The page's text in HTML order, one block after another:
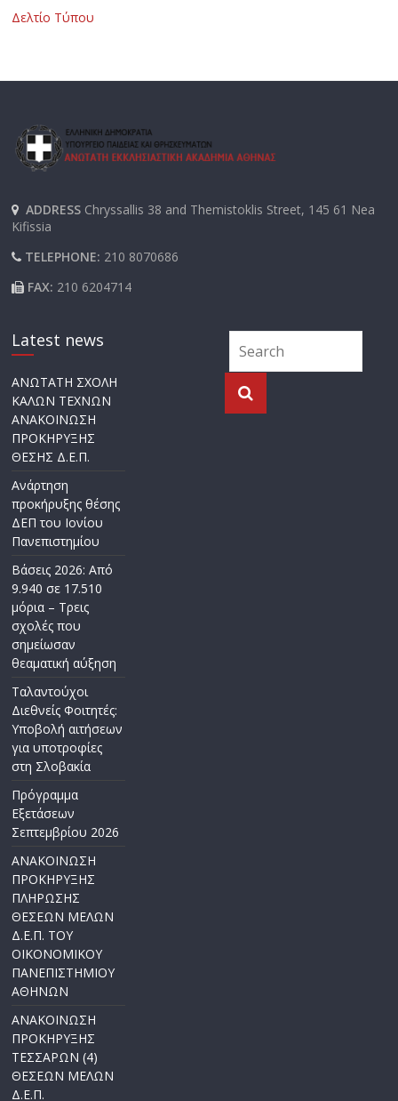
Δελτίο Τύπου
ADDRESS Chryssallis 38 and Themistoklis Street, 145 61 Nea
Kifissia
TELEPHONE: 210 8070686
FAX: 210 6204714
Latest news
ΑΝΩΤΑΤΗ ΣΧΟΛΗ
ΚΑΛΩΝ ΤΕΧΝΩΝ
ΑΝΑΚΟΙΝΩΣΗ
ΠΡΟΚΗΡΥΞΗΣ
ΘΕΣΗΣ Δ.Ε.Π.
Ανάρτηση
προκήρυξης θέσης
ΔΕΠ του Ιονίου
Πανεπιστημίου
Βάσεις 2026: Από
9.940 σε 17.510
μόρια – Τρεις
σχολές που
σημείωσαν
θεαματική αύξηση
Ταλαντούχοι
Διεθνείς Φοιτητές:
Υποβολή αιτήσεων
για υποτροφίες
στη Σλοβακία
Πρόγραμμα
Εξετάσεων
Σεπτεμβρίου 2026
ΑΝΑΚΟΙΝΩΣΗ
ΠΡΟΚΗΡΥΞΗΣ
ΠΛΗΡΩΣΗΣ
ΘΕΣΕΩΝ ΜΕΛΩΝ
Δ.Ε.Π. ΤΟΥ
ΟΙΚΟΝΟΜΙΚΟΥ
ΠΑΝΕΠΙΣΤΗΜΙΟΥ
ΑΘΗΝΩΝ
ΑΝΑΚΟΙΝΩΣΗ
ΠΡΟΚΗΡΥΞΗΣ
ΤΕΣΣΑΡΩΝ (4)
ΘΕΣΕΩΝ ΜΕΛΩΝ
Δ.Ε.Π.